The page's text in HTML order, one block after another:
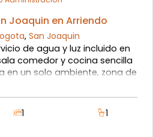
Joaquin en Arriendo
, San Joaquin
de agua y luz incluido en
comedor y cocina sencilla
en un solo ambiente, zona de
sobre la av.
publico, cerca a
comercial titan. servicio
1 1